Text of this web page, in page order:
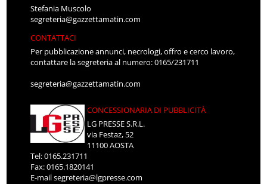
Stefania Muscolo
segreteria@gazzettamatin.com
CONTATTACI
Per pubblicazione annunci, necrologi, offro e cerco lavoro,
contattare la segreteria al numero: 0165/231711
segreteria@gazzettamatin.com
CONCESSIONARIA DI PUBBLICITÀ
LG PRESSE S.R.L.
via Festaz, 52
11100 AOSTA
Tel: 0165.231711
Fax: 0165.1820141
E-mailsegreteria@lgpresse.com